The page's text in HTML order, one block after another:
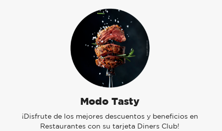
Modo Tasty
¡Disfrute de los mejores descuentos y beneficios en
Restaurantes con su tarjeta Diners Club!